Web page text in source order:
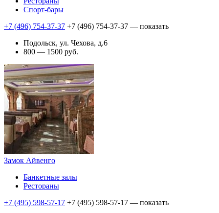
Спорт-бары
+7 (496) 754-37-37 +7 (496) 754-37-37 — показать
Подольск, ул. Чехова, д.6
800 — 1500 руб.
Замок Айвенго
Банкетные залы
Рестораны
+7 (495) 598-57-17 +7 (495) 598-57-17 — показать